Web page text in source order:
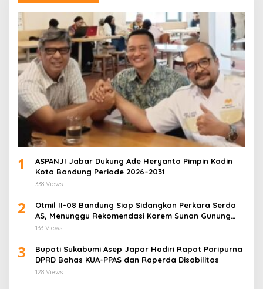
1
ASPANJI Jabar Dukung Ade Heryanto Pimpin Kadin
Kota Bandung Periode 2026–2031
338 Views
2
Otmil II-08 Bandung Siap Sidangkan Perkara Serda
AS, Menunggu Rekomendasi Korem Sunan Gunung
Jati Cirebon
133 Views
3
Bupati Sukabumi Asep Japar Hadiri Rapat Paripurna
DPRD Bahas KUA-PPAS dan Raperda Disabilitas
128 Views